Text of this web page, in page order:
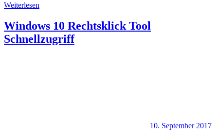
Weiterlesen
Windows 10 Rechtsklick Tool
Schnellzugriff
10. September 2017